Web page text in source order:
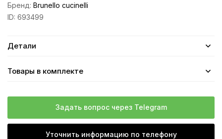
Бренд: Brunello cucinelli
ID: 693499
Детали
Товары в комплекте
Задать вопрос через Telegram
Уточнить информацию по телефону